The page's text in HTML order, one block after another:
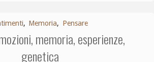
, Memoria, Pensare
memoria, esperienze,
genetica